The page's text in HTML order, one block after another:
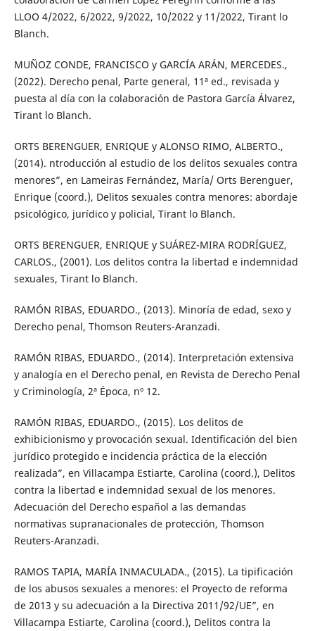
LLOO 4/2022, 6/2022, 9/2022, 10/2022 y 11/2022, Tirant lo
Blanch.
MUÑOZ CONDE, FRANCISCO y GARCÍA ARÁN, MERCEDES.,
(2022). Derecho penal, Parte general, 11ª ed., revisada y
puesta al día con la colaboración de Pastora García Álvarez,
Tirant lo Blanch.
ORTS BERENGUER, ENRIQUE y ALONSO RIMO, ALBERTO.,
(2014). ntroducción al estudio de los delitos sexuales contra
menores”, en Lameiras Fernández, María/ Orts Berenguer,
Enrique (coord.), Delitos sexuales contra menores: abordaje
psicológico, jurídico y policial, Tirant lo Blanch.
ORTS BERENGUER, ENRIQUE y SUÁREZ-MIRA RODRÍGUEZ,
CARLOS., (2001). Los delitos contra la libertad e indemnidad
sexuales, Tirant lo Blanch.
RAMÓN RIBAS, EDUARDO., (2013). Minoría de edad, sexo y
Derecho penal, Thomson Reuters-Aranzadi.
RAMÓN RIBAS, EDUARDO., (2014). Interpretación extensiva
y analogía en el Derecho penal, en Revista de Derecho Penal
y Criminología, 2ª Época, nº 12.
RAMÓN RIBAS, EDUARDO., (2015). Los delitos de
exhibicionismo y provocación sexual. Identificación del bien
jurídico protegido e incidencia práctica de la elección
realizada”, en Villacampa Estiarte, Carolina (coord.), Delitos
contra la libertad e indemnidad sexual de los menores.
Adecuación del Derecho español a las demandas
normativas supranacionales de protección, Thomson
Reuters-Aranzadi.
RAMOS TAPIA, MARÍA INMACULADA., (2015). La tipificación
de los abusos sexuales a menores: el Proyecto de reforma
de 2013 y su adecuación a la Directiva 2011/92/UE”, en
Villacampa Estiarte, Carolina (coord.), Delitos contra la